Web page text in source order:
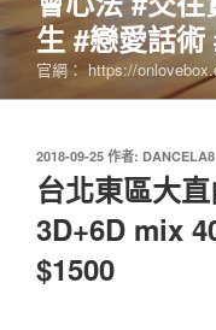
生 #戀愛話術
官網： https://
發
佈
於
2018-09-25 作者: DANCELA8
台北東區大
3D+6D mix
$1500